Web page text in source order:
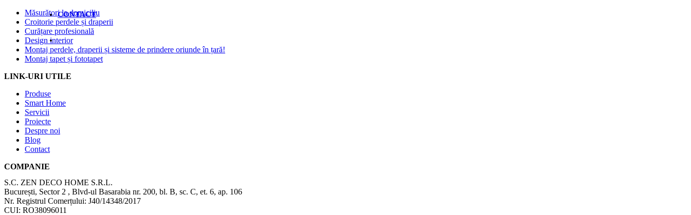
CONTACT
Măsurători la domiciliu
Croitorie perdele și draperii
Curățare profesională
Design interior
Montaj perdele, draperii și sisteme de prindere oriunde în țară!
Montaj tapet și fototapet
LINK-URI UTILE
Produse
Smart Home
Servicii
Proiecte
Despre noi
Blog
Contact
COMPANIE
S.C. ZEN DECO HOME S.R.L.
București, Sector 2 , Blvd-ul Basarabia nr. 200, bl. B, sc. C, et. 6, ap. 106
Nr. Registrul Comerțului: J40/14348/2017
CUI: RO38096011